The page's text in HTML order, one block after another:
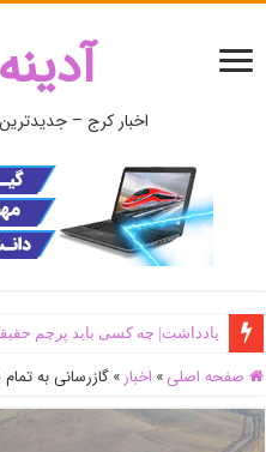
اخبار کرج – جدیدترین
یادداشت| ‌چه کسی باید پرچم
صفحه اصلی » اخبار » گازرسانی به تمام